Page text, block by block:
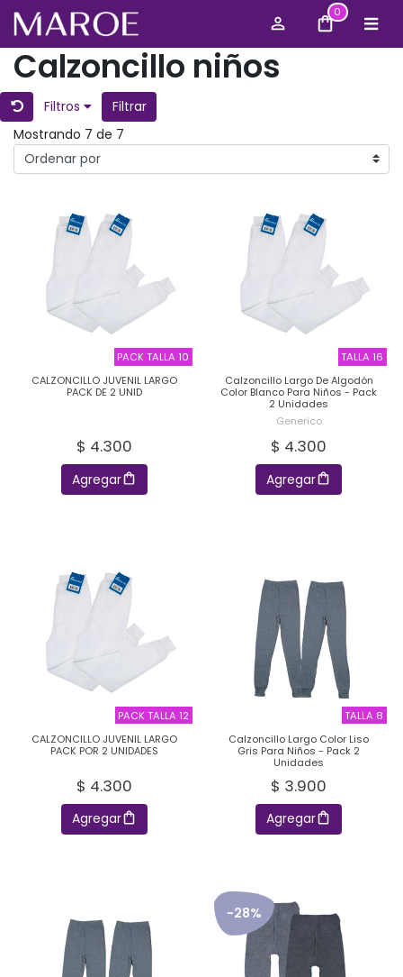
0
Calzoncillo niños
Filtros
Filtrar
Mostrando 7 de 7
PACK TALLA 10
CALZONCILLO JUVENIL LARGO
PACK DE 2 UNID
$ 4.300
Agregar
TALLA 16
Calzoncillo Largo De Algodón
Color Blanco Para Niños - Pack
2 Unidades
Generico
$ 4.300
Agregar
PACK TALLA 12
CALZONCILLO JUVENIL LARGO
PACK POR 2 UNIDADES
$ 4.300
Agregar
TALLA 8
Calzoncillo Largo Color Liso
Gris Para Niños - Pack 2
Unidades
$ 3.900
Agregar
-28%